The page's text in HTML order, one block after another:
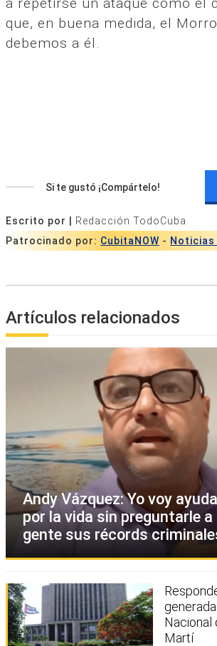
que, en buena medida, el
debemos a él.
Si te gustó ¡Compártelo!
Escrito por |
Redacción TodoCuba
Patrocinado por: CubitaNOW - Noticias
Artículos relacionados
Andy Vázquez: Yo voy
por la vida sin preguntarle a
gente sus récords
Nacional
Martí